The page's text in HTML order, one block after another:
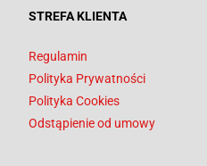
STREFA KLIENTA
Regulamin
Polityka Prywatności
Polityka Cookies
Odstąpienie od umowy